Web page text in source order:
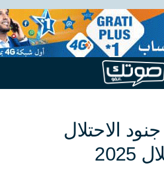
18 من جنود الاحتلال